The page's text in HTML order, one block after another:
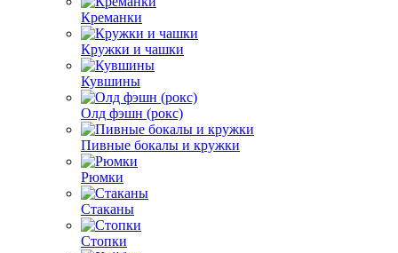
Креманки
Кружки и чашки
Кувшины
Олд фэшн (рокс)
Пивные бокалы и кружки
Рюмки
Стаканы
Стопки